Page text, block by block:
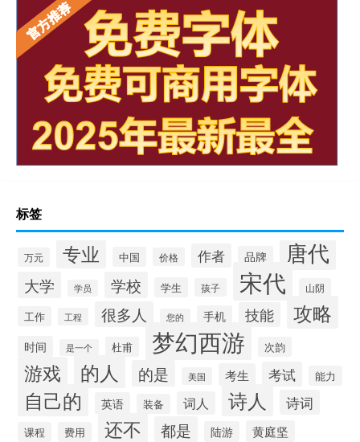
标签
万元 专业 中国 价格 作者 品牌 唐代
大学 学员 学校 学生 孩子 宋代 山阴
工作 工程 很多人 您的 手机 技能 攻略
时间 是一个 杜甫 梦幻西游 次韵
游戏 的人 的是 美国 考生 考试 能力
自己的 英语 装备 词人 诗人 诗词
课程 费用 还不 都是 陆游 黄庭坚